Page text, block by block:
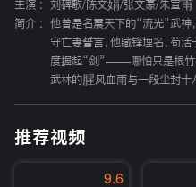
主演 :
刘碑歌/陈文娟/张文豪/朱宣甫
简介 :
他曾是名震天下的“流光”武神
守亡妻誓言，他藏锋埋名，苟
度握起“剑”——哪怕只是根竹
武林的腥风血雨与一段尘封十
推荐视频
9.6